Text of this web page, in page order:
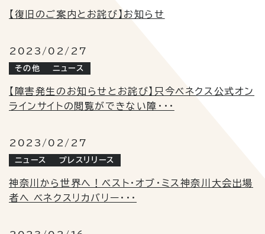
【復旧のご案内とお詫び】お知らせ
2023/02/27
その他 ニュース
【障害発生のお知らせとお詫び】只今ベネクス公式オン
ラインサイトの閲覧ができない障・・・
2023/02/27
ニュース プレスリリース
神奈川から世界へ！ベスト・オブ・ミス神奈川大会出場
者へ ベネクスリカバリー・・・